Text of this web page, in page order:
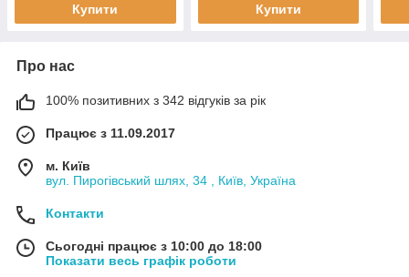
Купити Купити
Про нас
100% позитивних з 342 відгуків за рік
Працює з 11.09.2017
м. Київ
вул. Пирогівський шлях, 34 , Київ, Україна
Контакти
Сьогодні працює з 10:00 до 18:00
Показати весь графік роботи